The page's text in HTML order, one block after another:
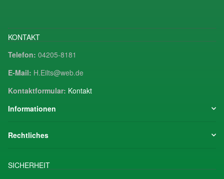
KONTAKT
Telefon: 04205-8181
E-Mail: H.Eilts@web.de
Kontaktformular: Kontakt
Informationen
Rechtliches
SICHERHEIT